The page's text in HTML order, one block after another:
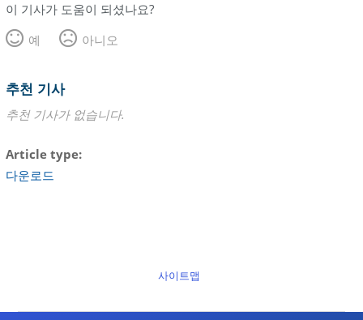
이 기사가 도움이 되셨나요?
예
아니오
추천 기사
추천 기사가 없습니다.
Article type
다운로드
사이트맵